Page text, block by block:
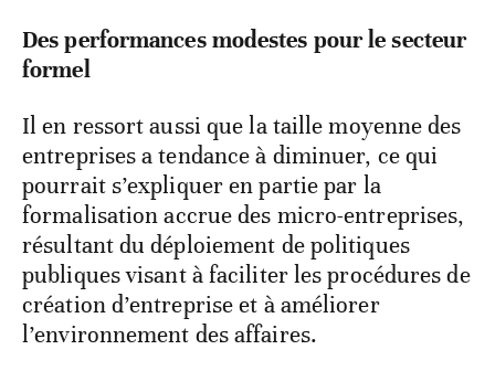
Des performances modestes pour le secteur
formel
Il en ressort aussi que la taille moyenne des
entreprises a tendance à diminuer, ce qui
pourrait s’expliquer en partie par la
formalisation accrue des micro-entreprises,
résultant du déploiement de politiques
publiques visant à faciliter les procédures de
création d’entreprise et à améliorer
l’environnement des affaires.